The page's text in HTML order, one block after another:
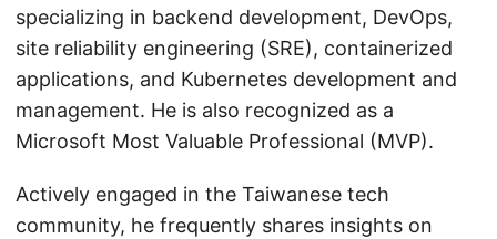
specializing in backend development, DevOps,
site reliability engineering (SRE), containerized
applications, and Kubernetes development and
management. He is also recognized as a
Microsoft Most Valuable Professional (MVP).
Actively engaged in the Taiwanese tech
community, he frequently shares insights on